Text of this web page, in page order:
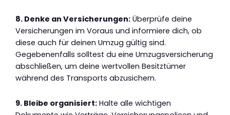
8. Denke an Versicherungen: Überprüfe deine
Versicherungen im Voraus und informiere dich, ob
diese auch für deinen Umzug gültig sind.
Gegebenenfalls solltest du eine Umzugsversicherung
abschließen, um deine wertvollen Besitztümer
während des Transports abzusichern.
9. Bleibe organisiert: Halte alle wichtigen